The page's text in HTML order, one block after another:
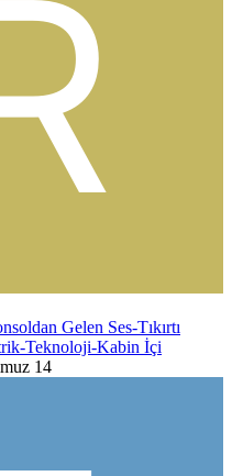
Gelen Ses-Tıkırtı
Teknoloji-Kabin İçi
14